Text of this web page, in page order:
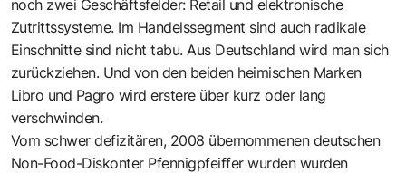
noch zwei Geschäftsfelder: Retail und elektronische
Zutrittssysteme. Im Handelssegment sind auch radikale
Einschnitte sind nicht tabu. Aus Deutschland wird man sich
zurückziehen. Und von den beiden heimischen Marken
Libro und Pagro wird erstere über kurz oder lang
verschwinden.
Vom schwer defizitären, 2008 übernommenen deutschen
Non-Food-Diskonter Pfennigpfeiffer wurden wurden